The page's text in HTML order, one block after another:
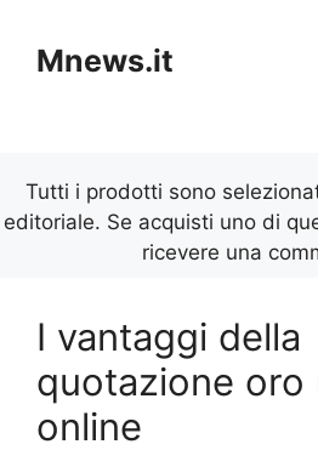
contenuto
Mnews.it
Tutti i prodotti sono
editoriale. Se acquisti uno di
ricevere una
I vantaggi della
quotazione oro
online